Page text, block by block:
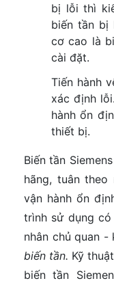
bị lỗi thì
biến tần bị
cơ cao là
cài đặt.
Tiến hành
xác định
hành ổn
thiết bị.
Biến tần
hãng, tuân
vận hành ổn
trình sử dụng
nhân chủ quan
biến tần. Kỹ
biến tần